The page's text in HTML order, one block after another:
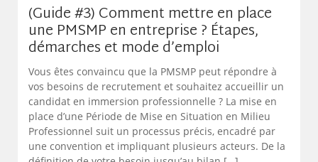
(Guide #3) Comment mettre en place
une PMSMP en entreprise ? Étapes,
démarches et mode d’emploi
Vous êtes convaincu que la PMSMP peut répondre à
vos besoins de recrutement et souhaitez accueillir un
candidat en immersion professionnelle ? La mise en
place d’une Période de Mise en Situation en Milieu
Professionnel suit un processus précis, encadré par
une convention et impliquant plusieurs acteurs. De la